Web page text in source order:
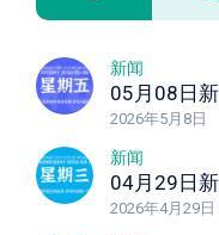
新闻
2026年5月8日
新闻
2026年4月29日